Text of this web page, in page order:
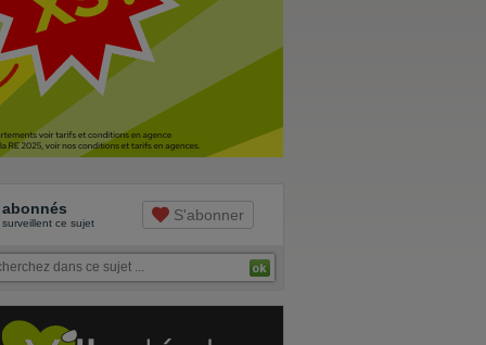
abonnés
surveillent ce sujet S'abonner